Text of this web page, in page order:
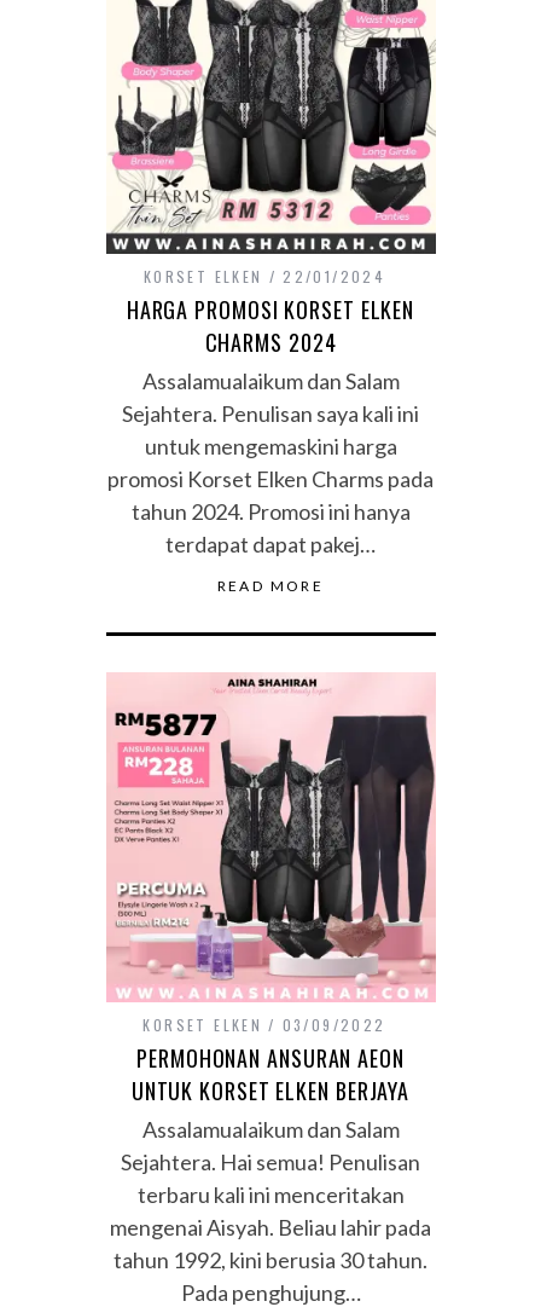
KORSET ELKEN 22/01/2024
HARGA PROMOSI KORSET ELKEN
CHARMS 2024
Assalamualaikum dan Salam
Sejahtera. Penulisan saya kali ini
untuk mengemaskini harga
promosi Korset Elken Charms pada
tahun 2024. Promosi ini hanya
terdapat dapat pakej…
READ MORE
KORSET ELKEN 03/09/2022
PERMOHONAN ANSURAN AEON
UNTUK KORSET ELKEN BERJAYA
Assalamualaikum dan Salam
Sejahtera. Hai semua! Penulisan
terbaru kali ini menceritakan
mengenai Aisyah. Beliau lahir pada
tahun 1992, kini berusia 30 tahun.
Pada penghujung…